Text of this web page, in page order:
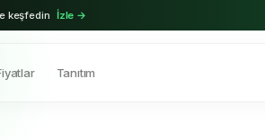
hazır Hemen başla →
Tanıtım